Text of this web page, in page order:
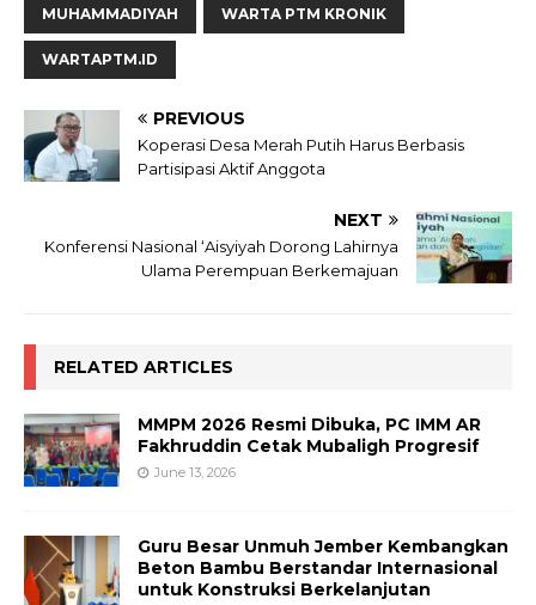
MUHAMMADIYAH WARTA PTM KRONIK
WARTAPTM.ID
PREVIOUS
Koperasi Desa Merah Putih Harus Berbasis
Partisipasi Aktif Anggota
NEXT
Konferensi Nasional ‘Aisyiyah Dorong Lahirnya
Ulama Perempuan Berkemajuan
RELATED ARTICLES
MMPM 2026 Resmi Dibuka, PC IMM AR
Fakhruddin Cetak Mubaligh Progresif
June 13, 2026
Guru Besar Unmuh Jember Kembangkan
Beton Bambu Berstandar Internasional
untuk Konstruksi Berkelanjutan